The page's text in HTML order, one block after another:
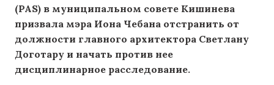
(PAS) в муниципальном совете Кишинева
призвала мэра Иона Чебана отстранить от
должности главного архитектора Светлану
Доготару и начать против нее
дисциплинарное расследование.